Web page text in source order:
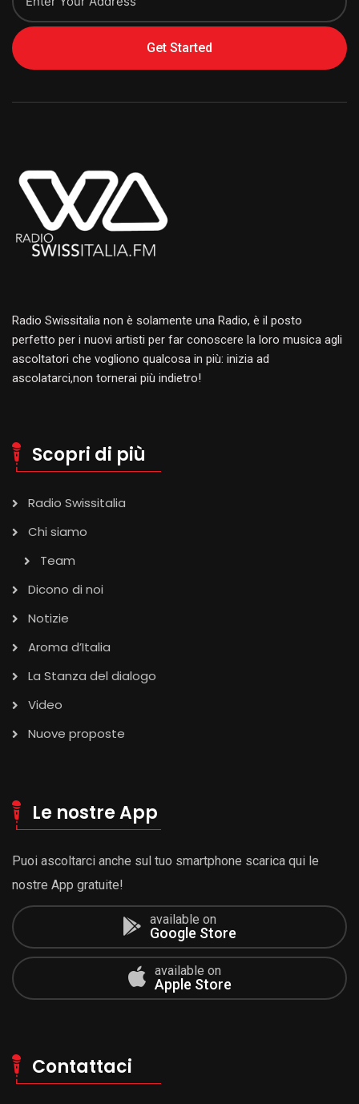
Get Started
Radio Swissitalia non è solamente una Radio, è il posto
perfetto per i nuovi artisti per far conoscere la loro musica agli
ascoltatori che vogliono qualcosa in più: inizia ad
ascolatarci,non tornerai più indietro!
Scopri di più
Radio Swissitalia
Chi siamo
Team
Dicono di noi
Notizie
Aroma d’Italia
La Stanza del dialogo
Video
Nuove proposte
Le nostre App
Puoi ascoltarci anche sul tuo smartphone scarica qui le
nostre App gratuite!
available on
Google Store
available on
Apple Store
Contattaci